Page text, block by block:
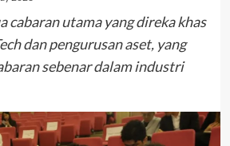
cabaran utama yang direka khas
dan pengurusan aset, yang
sebenar dalam industri